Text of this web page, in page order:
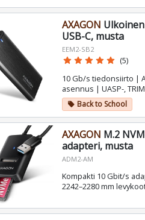
AXAGON
USB-C, musta
EEM2-SB2
star star star star star (5)
10 Gb/s tiedonsiirto |
asennus | UASP-,
local_offer Back to School
AXAGON M.2
adapteri, musta
ADM2-AM
Kompakti 10 Gbit/s
2242–2280 mm